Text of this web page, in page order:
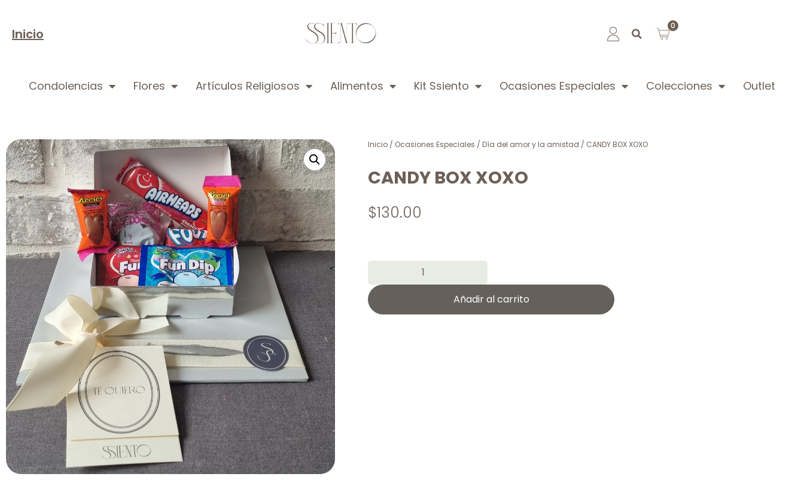
Inicio
0
Condolencias Flores Artículos Religiosos Alimentos Kit Ssiento Ocasiones Especiales Colecciones Outlet
Inicio / Ocasiones Especiales / Día del amor y la amistad / CANDY BOX XOXO
CANDY BOX XOXO
$130.00
Añadir al carrito